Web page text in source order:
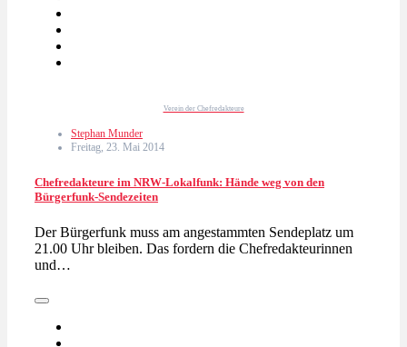
Verein der Chefredakteure
Stephan Munder
Freitag, 23. Mai 2014
Chefredakteure im NRW-Lokalfunk: Hände weg von den
Bürgerfunk-Sendezeiten
Der Bürgerfunk muss am angestammten Sendeplatz um
21.00 Uhr bleiben. Das fordern die Chefredakteurinnen
und…